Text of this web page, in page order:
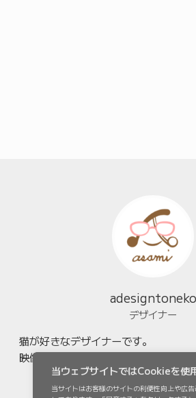
当ウェブサイトではCookieを使
当サイトはお客様のサイトの利便性向上や広
adesigntoneko
デザイナー
猫が好きなデザイナーです。
映像向けのデザイン素材を制作・販